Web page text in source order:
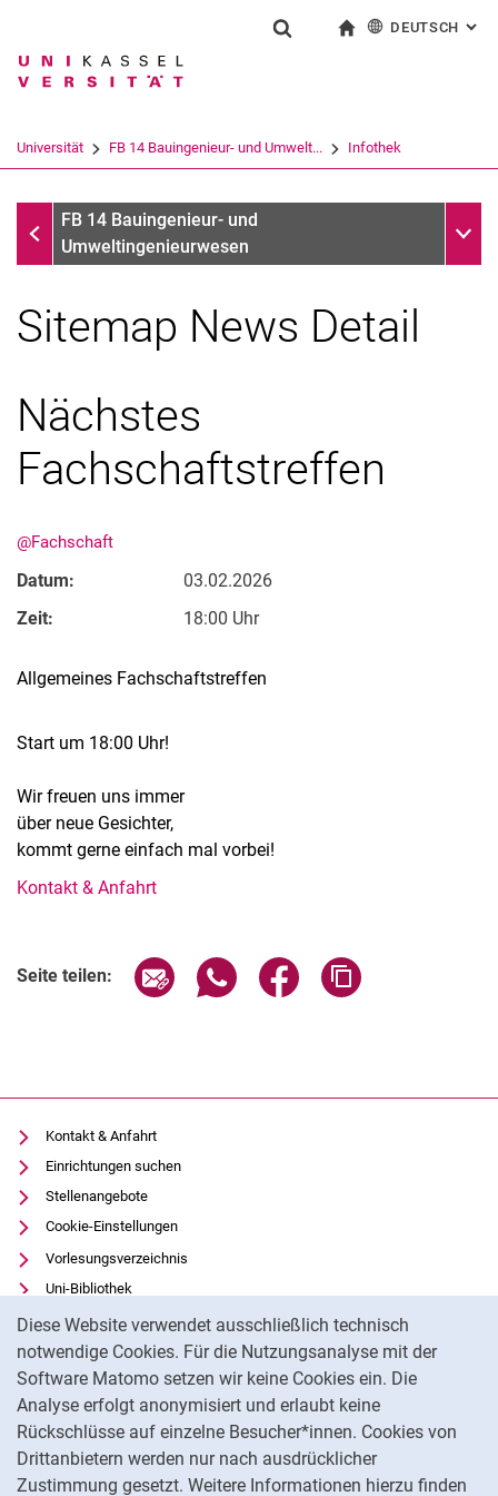
Springe direkt zu: Inhalt
Springe direkt zu: Suche
Springe direkt zu:
Diese Website verwendet ausschließlich technisch
notwendige Cookies. Für die Nutzungsanalyse mit der
Software Matomo setzen wir keine Cookies ein. Die
Analyse erfolgt anonymisiert und erlaubt keine
Rückschlüsse auf einzelne Besucher*innen. Cookies von
Drittanbietern werden nur nach ausdrücklicher
Zustimmung gesetzt. Weitere Informationen hierzu finden
Suchbegriff
Suchen (öffnet externen Link in einem
DEUTSCH :
Universität FB 14 Bauingenieur- und Umwelt... Infothek
InfothekFB 14 Bauingenieur- und
Umweltingenieurwesen
Meldungen: Stu­di­um
Meldungen: Institute
Infothek: Studienservice
Newswall der Fachgebiete
Sitemap News Detail
Nächstes
Fachschaftstreffen
@Fachschaft
Datum:
03.02.2026
Zeit:
18:00 Uhr
Allgemeines Fachschaftstreffen
Start um 18:00 Uhr!
Wir freuen uns immer
über neue Gesichter,
kommt gerne einfach mal vorbei!
Kontakt & Anfahrt
Seite teilen: Seite über E-Mail teilen
Seite über WhatsApp teilen
Seite über Facebook
Kontakt & Anfahrt
Einrichtungen suchen
Stellenangebote
Cookie-Einstellungen
Vorlesungsverzeichnis
Uni-Bibliothek
Moodle
Panopto
Datenschutz
Barrierefreiheit
Transparenter KI-Einsatz